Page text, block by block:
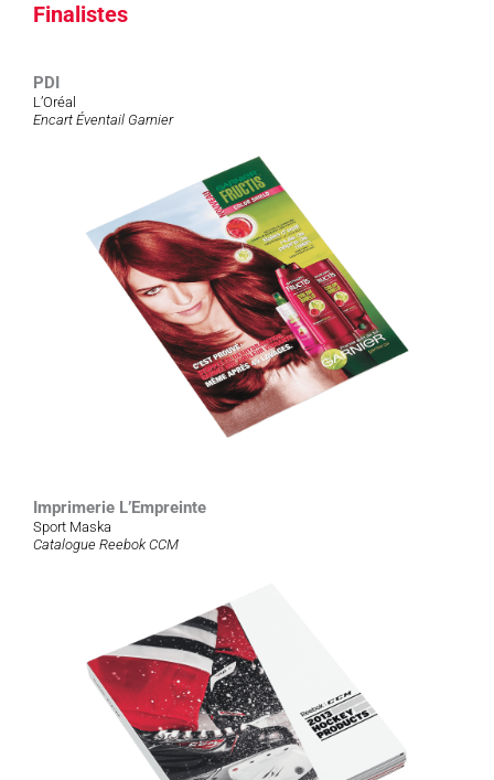
Finalistes
PDI
L’Oréal
Encart Éventail Garnier
Imprimerie L’Empreinte
Sport Maska
Catalogue Reebok CCM